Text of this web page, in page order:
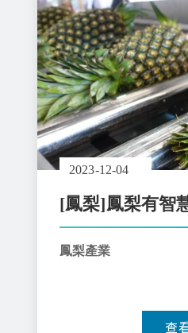
2023-12-04
[鳳梨]鳳梨有智
鳳梨產業
查